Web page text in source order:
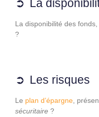
La
La disponibilité des fonds,
?
Les risques
Le plan d’épargne ,
sécuritaire ?